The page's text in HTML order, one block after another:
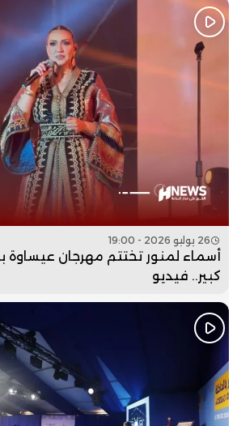
26 يوليو 2026 - 19:00
أسماء لمنور تختتم مهرجان
كبير.. فيديو